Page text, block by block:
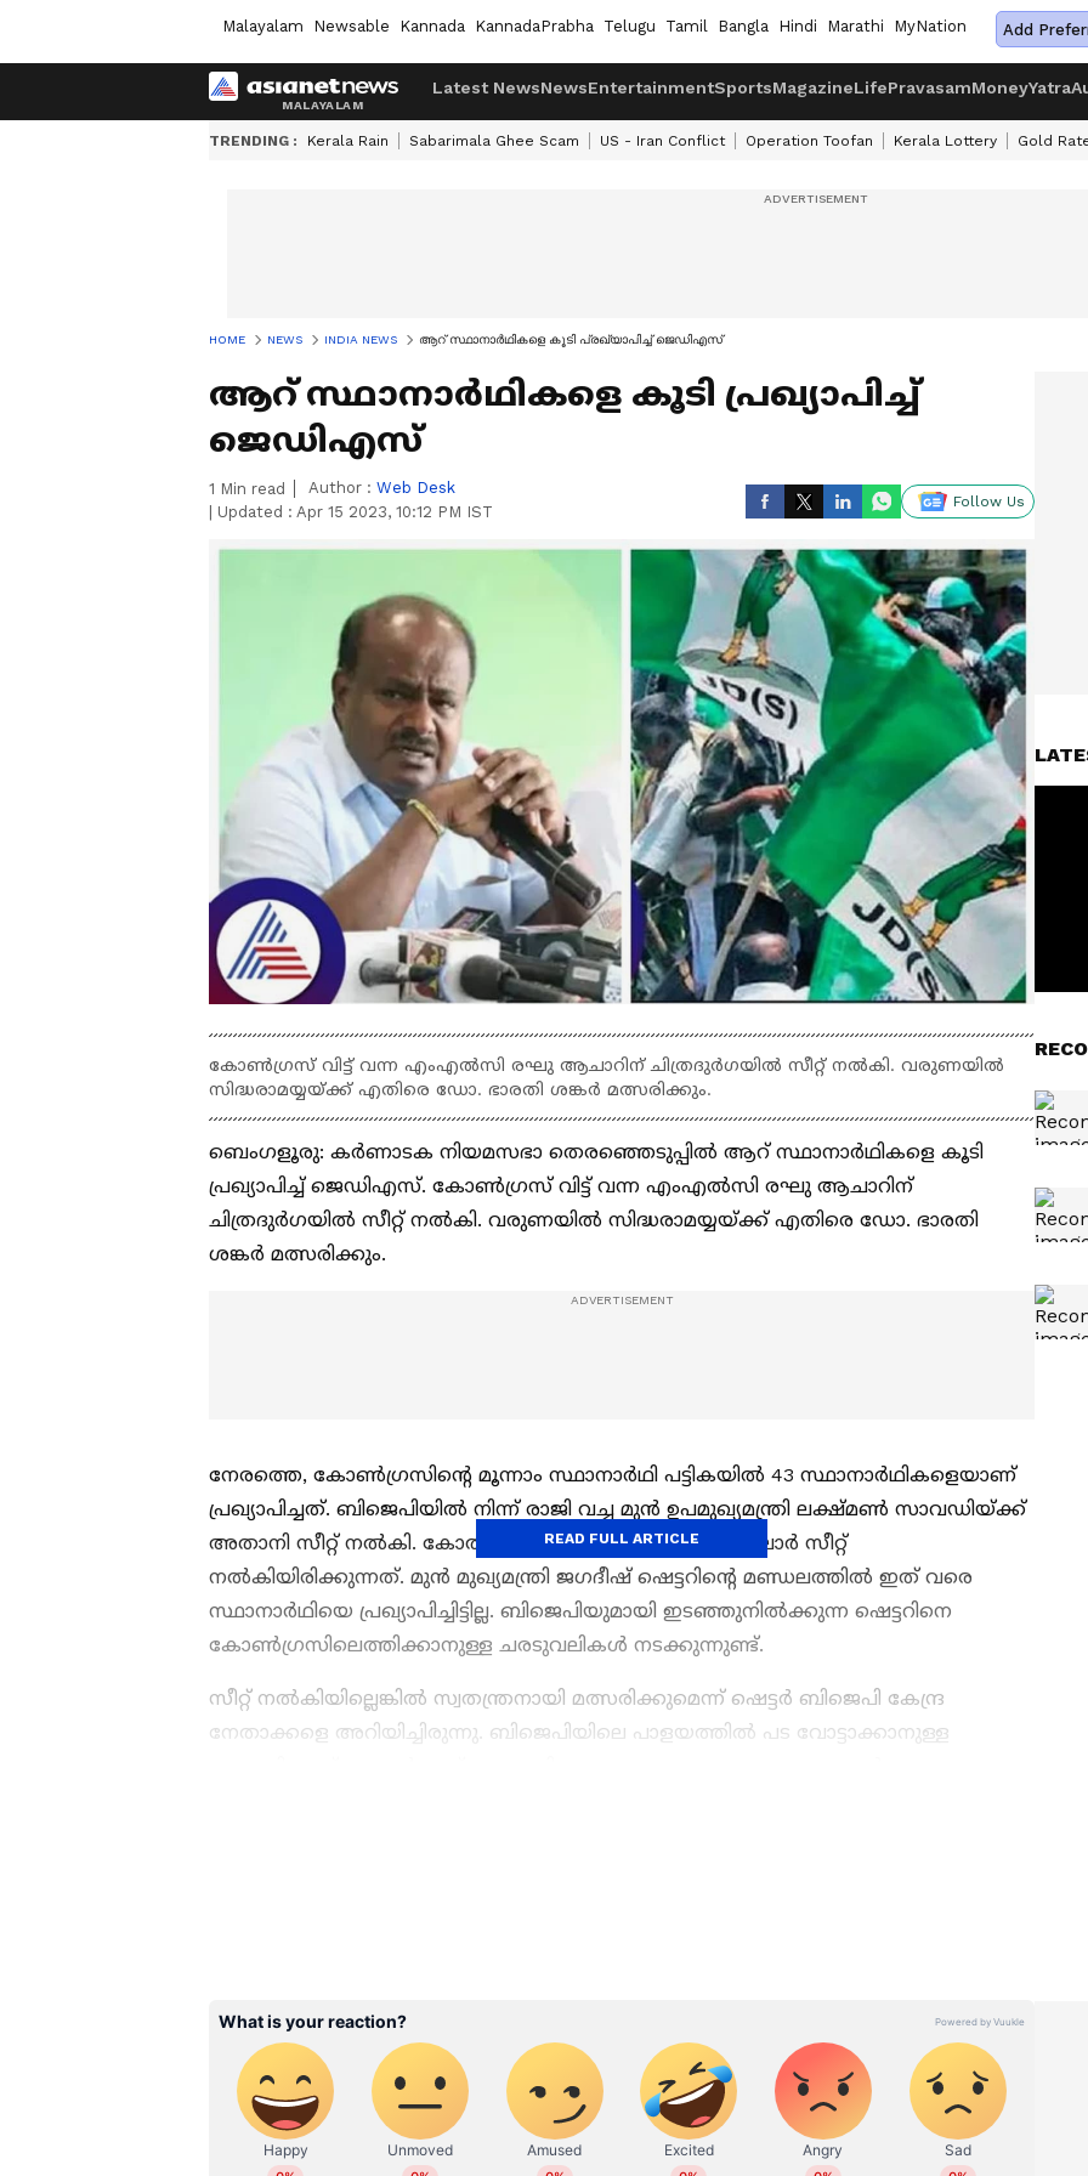
Malayalam Newsable Kannada KannadaPrabha Telugu Tamil Bangla Hindi Marathi MyNation Add
Latest NewsNewsEntertainmentSportsMagazineLifePravasamMoneyYatra
TRENDING : Kerala Rain Sabarimala Ghee Scam US - Iran Conflict Operation Toofan Kerala Lottery Gold
HOME NEWS INDIA NEWS ആറ് സ്ഥാനാർഥികളെ കൂടി പ്രഖ്യാപിച്ച് ജെഡിഎസ്
ആറ് സ്ഥാനാർഥികളെ കൂടി പ്രഖ്യാപിച്ച്
ജെഡിഎസ്
1 Min read Author : Web Desk
Updated : Apr 15 2023, 10:12 PM IST
Follow Us
കോൺഗ്രസ് വിട്ട് വന്ന എംഎൽസി രഘു ആചാറിന് ചിത്രദുർഗയിൽ സീറ്റ് നൽകി. വരുണയിൽ
സിദ്ധരാമയ്യയ്ക്ക് എതിരെ ഡോ. ഭാരതി ശങ്കർ മത്സരിക്കും.
ബെം​ഗളൂരു: കർണാടക നിയമസഭാ തെരഞ്ഞെടുപ്പിൽ ആറ് സ്ഥാനാർഥികളെ കൂടി
പ്രഖ്യാപിച്ച് ജെഡിഎസ്. കോൺഗ്രസ് വിട്ട് വന്ന എംഎൽസി രഘു ആചാറിന്
ചിത്രദുർഗയിൽ സീറ്റ് നൽകി. വരുണയിൽ സിദ്ധരാമയ്യയ്ക്ക് എതിരെ ഡോ. ഭാരതി
ശങ്കർ മത്സരിക്കും.
നേരത്തെ, കോൺഗ്രസിന്റെ മൂന്നാം സ്ഥാനാർഥി പട്ടികയിൽ 43 സ്ഥാനാർഥികളെയാണ്
പ്രഖ്യാപിച്ചത്. ബിജെപിയിൽ നിന്ന് രാജി വച്ച മുൻ ഉപമുഖ്യമന്ത്രി ലക്ഷ്മൺ സാവഡിയ്ക്ക്
അതാനി സീറ്റ് നൽകി. കോത്തൂർ ജി മഞ്ജുനാഥിനാണ് കോലാർ സീറ്റ്
നൽകിയിരിക്കുന്നത്. മുൻ മുഖ്യമന്ത്രി ജഗദീഷ് ഷെട്ടറിന്റെ മണ്ഡലത്തിൽ ഇത് വരെ
സ്ഥാനാർഥിയെ പ്രഖ്യാപിച്ചിട്ടില്ല. ബിജെപിയുമായി ഇടഞ്ഞുനിൽക്കുന്ന ഷെട്ടറിനെ
കോൺഗ്രസിലെത്തിക്കാനുള്ള ചരടുവലികൾ നടക്കുന്നുണ്ട്.
സീറ്റ് നൽകിയില്ലെങ്കിൽ സ്വതന്ത്രനായി മത്സരിക്കുമെന്ന് ഷെട്ടർ ബിജെപി കേന്ദ്ര
നേതാക്കളെ അറിയിച്ചിരുന്നു. ബിജെപിയിലെ പാളയത്തിൽ പട വോട്ടാക്കാനുള്ള
READ FULL ARTICLE
ABOUT THE AUTHOR
WD Web Desk